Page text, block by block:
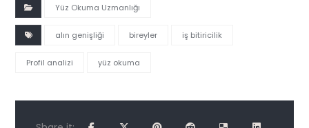
Yüz Okuma Uzmanlığı
alın genişliği bireyler iş bitiricilik
Profil analizi yüz okuma